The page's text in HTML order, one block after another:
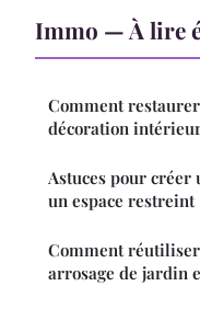
Immo — À lire
Comment
décoration
Astuces pour créer
un espace restreint
Comment
arrosage de jardin